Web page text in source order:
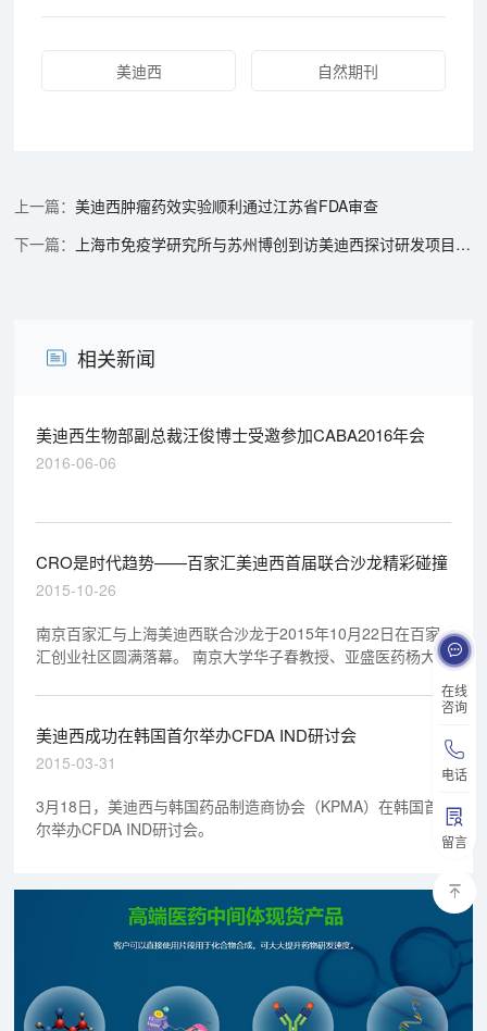
在线
咨询
电话
留言
美迪西 自然期刊
美迪西肿瘤药效实验顺利通过江苏省FDA审查
上海市免疫学研究所与苏州博创到访美迪西探讨研发项目细节
相关新闻
美迪西生物部副总裁汪俊博士受邀参加CABA2016年会
2016-06-06
CRO是时代趋势——百家汇美迪西首届联合沙龙精彩碰撞
2015-10-26
南京百家汇与上海美迪西联合沙龙于2015年10月22日在百家
汇创业社区圆满落幕。 南京大学华子春教授、亚盛医药杨大俊
临床前开发经验展开专题报告。
美迪西成功在韩国首尔举办CFDA IND研讨会
2015-03-31
3月18日，美迪西与韩国药品制造商协会（KPMA）在韩国首
尔举办CFDA IND研讨会。